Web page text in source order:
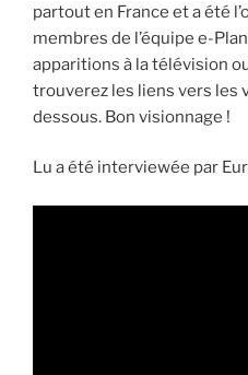
partout en France et a été
membres de l’équipe e-
apparitions à la télévision
trouverez les liens vers les
dessous. Bon visionnage !
Lu a été interviewée par